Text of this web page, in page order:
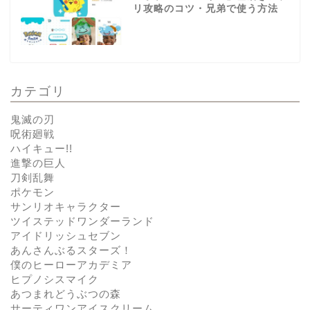
リ攻略のコツ・兄弟で使う方法
カテゴリ
鬼滅の刃
呪術廻戦
ハイキュー!!
進撃の巨人
刀剣乱舞
ポケモン
サンリオキャラクター
ツイステッドワンダーランド
アイドリッシュセブン
あんさんぶるスターズ！
僕のヒーローアカデミア
ヒプノシスマイク
あつまれどうぶつの森